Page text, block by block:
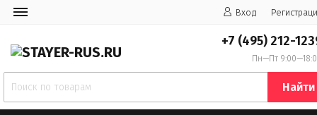
Вход
+7 (495) 212-
Пн—Пт
Найти